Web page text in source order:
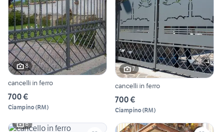
8
cancelli in ferro
700 €
Ciampino(RM)
7
cancelli in ferro
700 €
Ciampino(RM)
6